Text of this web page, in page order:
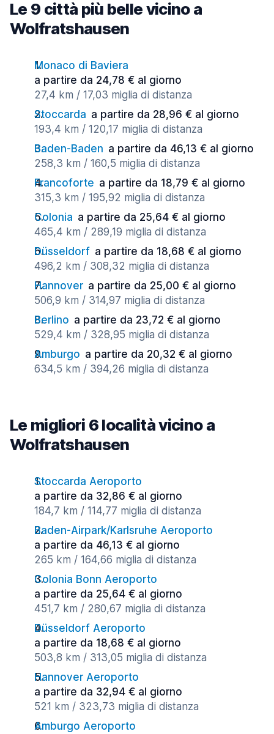
Le 9 città più belle vicino a
Wolfratshausen
Monaco di Baviera
a partire da 24,78 € al giorno
27,4 km / 17,03 miglia di distanza
Stoccarda a partire da 28,96 € al giorno
193,4 km / 120,17 miglia di distanza
Baden-Baden a partire da 46,13 € al giorno
258,3 km / 160,5 miglia di distanza
Francoforte a partire da 18,79 € al giorno
315,3 km / 195,92 miglia di distanza
Colonia a partire da 25,64 € al giorno
465,4 km / 289,19 miglia di distanza
Düsseldorf a partire da 18,68 € al giorno
496,2 km / 308,32 miglia di distanza
Hannover a partire da 25,00 € al giorno
506,9 km / 314,97 miglia di distanza
Berlino a partire da 23,72 € al giorno
529,4 km / 328,95 miglia di distanza
Amburgo a partire da 20,32 € al giorno
634,5 km / 394,26 miglia di distanza
Le migliori 6 località vicino a
Wolfratshausen
Stoccarda Aeroporto
a partire da 32,86 € al giorno
184,7 km / 114,77 miglia di distanza
Baden-Airpark/Karlsruhe Aeroporto
a partire da 46,13 € al giorno
265 km / 164,66 miglia di distanza
Colonia Bonn Aeroporto
a partire da 25,64 € al giorno
451,7 km / 280,67 miglia di distanza
Düsseldorf Aeroporto
a partire da 18,68 € al giorno
503,8 km / 313,05 miglia di distanza
Hannover Aeroporto
a partire da 32,94 € al giorno
521 km / 323,73 miglia di distanza
Amburgo Aeroporto